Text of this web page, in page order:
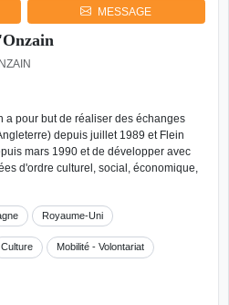
MESSAGE
a pour but de réaliser des échanges
depuis juillet 1989 et Flein
mars 1990 et de développer avec
d'ordre culturel, social, économique,
Royaume-Uni
Culture Mobilité - Volontariat